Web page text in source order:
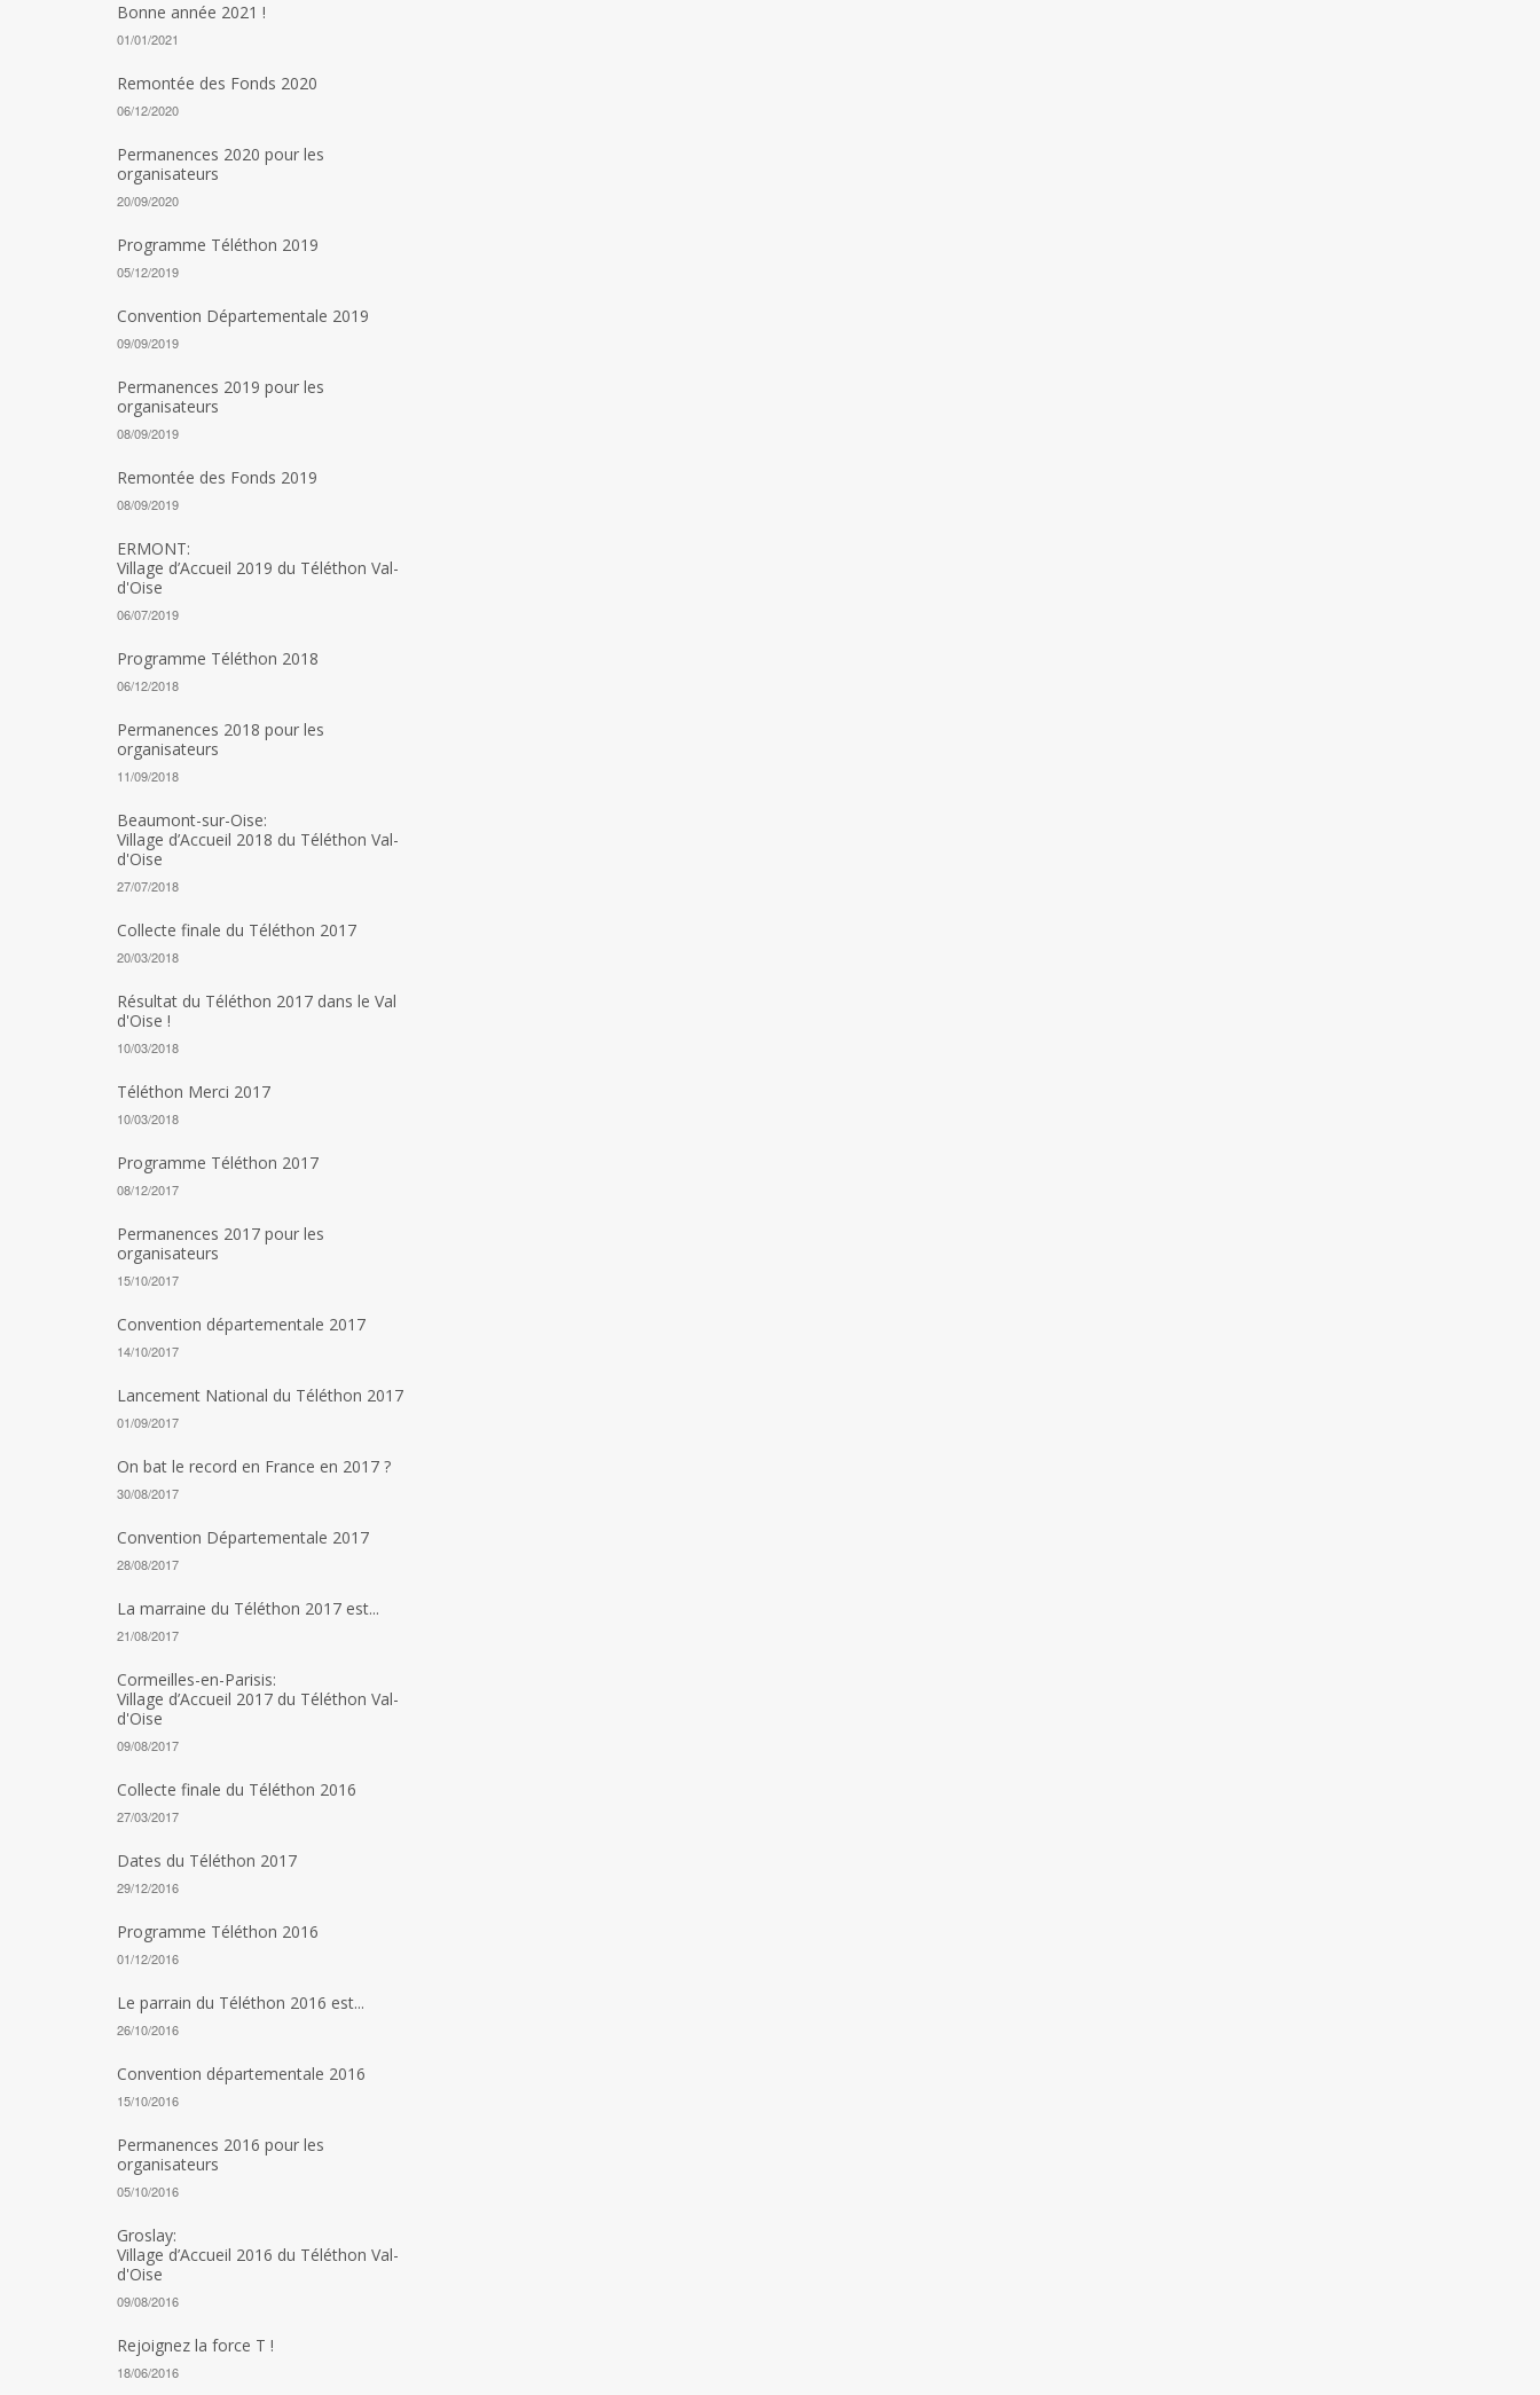
Bonne année 2021 !
01/01/2021
Remontée des Fonds 2020
06/12/2020
Permanences 2020 pour les
organisateurs
20/09/2020
Programme Téléthon 2019
05/12/2019
Convention Départementale 2019
09/09/2019
Permanences 2019 pour les
organisateurs
08/09/2019
Remontée des Fonds 2019
08/09/2019
ERMONT:
Village d’Accueil 2019 du Téléthon Val-
d'Oise
06/07/2019
Programme Téléthon 2018
06/12/2018
Permanences 2018 pour les
organisateurs
11/09/2018
Beaumont-sur-Oise:
Village d’Accueil 2018 du Téléthon Val-
d'Oise
27/07/2018
Collecte finale du Téléthon 2017
20/03/2018
Résultat du Téléthon 2017 dans le Val
d'Oise !
10/03/2018
Téléthon Merci 2017
10/03/2018
Programme Téléthon 2017
08/12/2017
Permanences 2017 pour les
organisateurs
15/10/2017
Convention départementale 2017
14/10/2017
Lancement National du Téléthon 2017
01/09/2017
On bat le record en France en 2017 ?
30/08/2017
Convention Départementale 2017
28/08/2017
La marraine du Téléthon 2017 est...
21/08/2017
Cormeilles-en-Parisis:
Village d’Accueil 2017 du Téléthon Val-
d'Oise
09/08/2017
Collecte finale du Téléthon 2016
27/03/2017
Dates du Téléthon 2017
29/12/2016
Programme Téléthon 2016
01/12/2016
Le parrain du Téléthon 2016 est...
26/10/2016
Convention départementale 2016
15/10/2016
Permanences 2016 pour les
organisateurs
05/10/2016
Groslay:
Village d’Accueil 2016 du Téléthon Val-
d'Oise
09/08/2016
Rejoignez la force T !
18/06/2016